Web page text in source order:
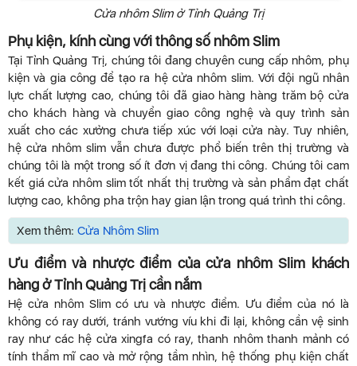
Cửa nhôm Slim ở Tỉnh Quảng Trị
Phụ kiện, kính cùng với thông số nhôm Slim
Tại Tỉnh Quảng Trị, chúng tôi đang chuyên cung cấp nhôm, phụ
kiện và gia công để tạo ra hệ cửa nhôm slim. Với đội ngũ nhân
lực chất lượng cao, chúng tôi đã giao hàng hàng trăm bộ cửa
cho khách hàng và chuyển giao công nghệ và quy trình sản
xuất cho các xưởng chưa tiếp xúc với loại cửa này. Tuy nhiên,
hệ cửa nhôm slim vẫn chưa được phổ biến trên thị trường và
chúng tôi là một trong số ít đơn vị đang thi công. Chúng tôi cam
kết giá cửa nhôm slim tốt nhất thị trường và sản phẩm đạt chất
lượng cao, không pha trộn hay gian lận trong quá trình thi công.
Xem thêm: Cửa Nhôm Slim
Ưu điểm và nhược điểm của cửa nhôm Slim khách
hàng ở Tỉnh Quảng Trị cần nắm
Hệ cửa nhôm Slim có ưu và nhược điểm. Ưu điểm của nó là
không có ray dưới, tránh vướng víu khi đi lại, không cần vệ sinh
ray như các hệ cửa xingfa có ray, thanh nhôm thanh mảnh có
tính thẩm mĩ cao và mở rộng tầm nhìn, hệ thống phụ kiện chất